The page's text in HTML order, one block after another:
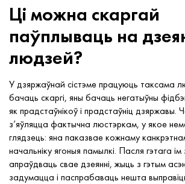
Ці можна скаргай
паўплываць на
людзей?
У дзяржаўнай сістэме працуюць таксама
бачаць скаргі, яны бачаць негатыўны
як прадстаўнікоў і прадстаўніц дзяржавы.
з’яўляцца фактычна люстэркам, у якое
глядзець: яна паказвае кожнаму
начальніку ягоныя памылкі. Пасля гэтага
апраўдваць свае дзеянні, жыць з гэтым
задумацца і паспрабаваць нешта